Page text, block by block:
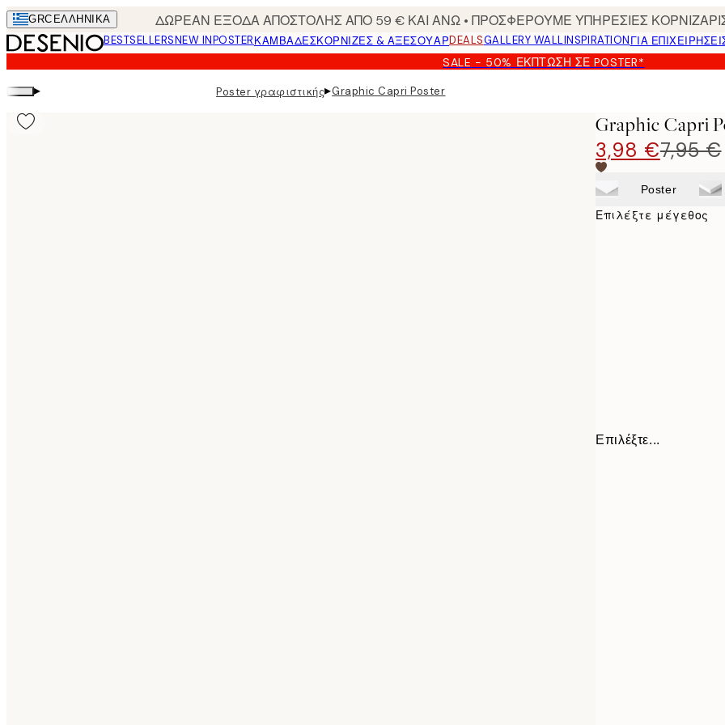
Skip
to
main
content.
GRC ΕΛΛΗΝΙΚΆ ΔΩΡΕΑΝ ΕΞΟΔΑ ΑΠΟΣΤΟΛΗΣ ΑΠΟ 59 € ΚΑΙ ΑΝΩ • ΠΡΟΣΦΕΡΟΥΜΕ ΥΠΗΡΕΣΙΕΣ
BESTSELLERSNEW INPOSTERΚΑΜΒΆΔΕΣΚΟΡΝΊΖΕΣ & ΑΞΕΣΟΥΆΡDEALSGALLERY WALLINSPIRATIONΓΙΑ
SALE - 50% ΈΚΠΤΩΣΗ ΣΕ POSTER*
▸ Poster γραφιστικής▸Graphic Capri Poster
Graphic Capri
3,98 €7,95 €
Poster
Επιλέξτε μέγεθος
Επιλέξτε...